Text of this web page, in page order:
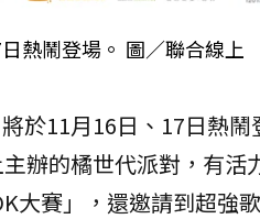
熱鬧登場。 圖／聯合線上
將於11月16日、17日熱
辦的橘世代派對，有活
大賽」，還邀請到超強